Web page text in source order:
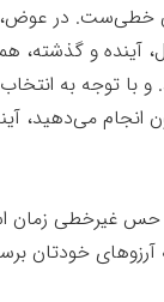
خطی‌ست. در عوض،
آینده و گذشته،
و با توجه به
انجام می‌دهید،
حس غیرخطی زمان
آرزوهای خودتان